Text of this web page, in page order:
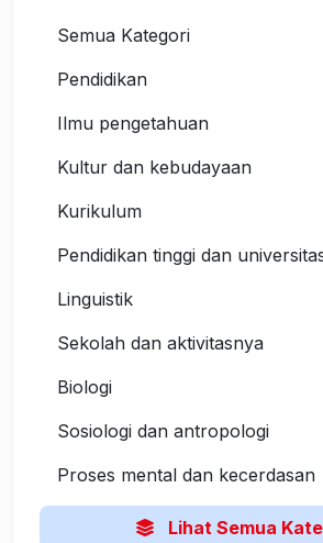
Semua Kategori
Pendidikan
Ilmu pengetahuan
Kultur dan kebudayaan
Kurikulum
Pendidikan tinggi dan
Linguistik
Sekolah dan aktivitasnya
Biologi
Sosiologi dan antropologi
Proses mental dan kecerdasan
Lihat Semua